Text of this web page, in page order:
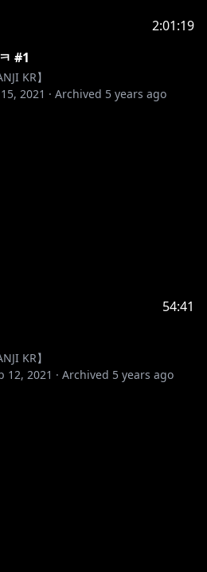
2:01:19
#1
KR】
2021 · Archived 5 years ago
54:41
KR】
12, 2021 · Archived 5 years ago